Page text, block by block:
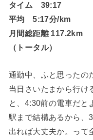
タイム 39:17
平均 5:17分/km
月間総距離 117.2km
（トータル）
通勤中、ふと思ったの
当日さいたまから行
と、4:30前の電車だと
駅まで結構あるから、
出れば大丈夫か。っ